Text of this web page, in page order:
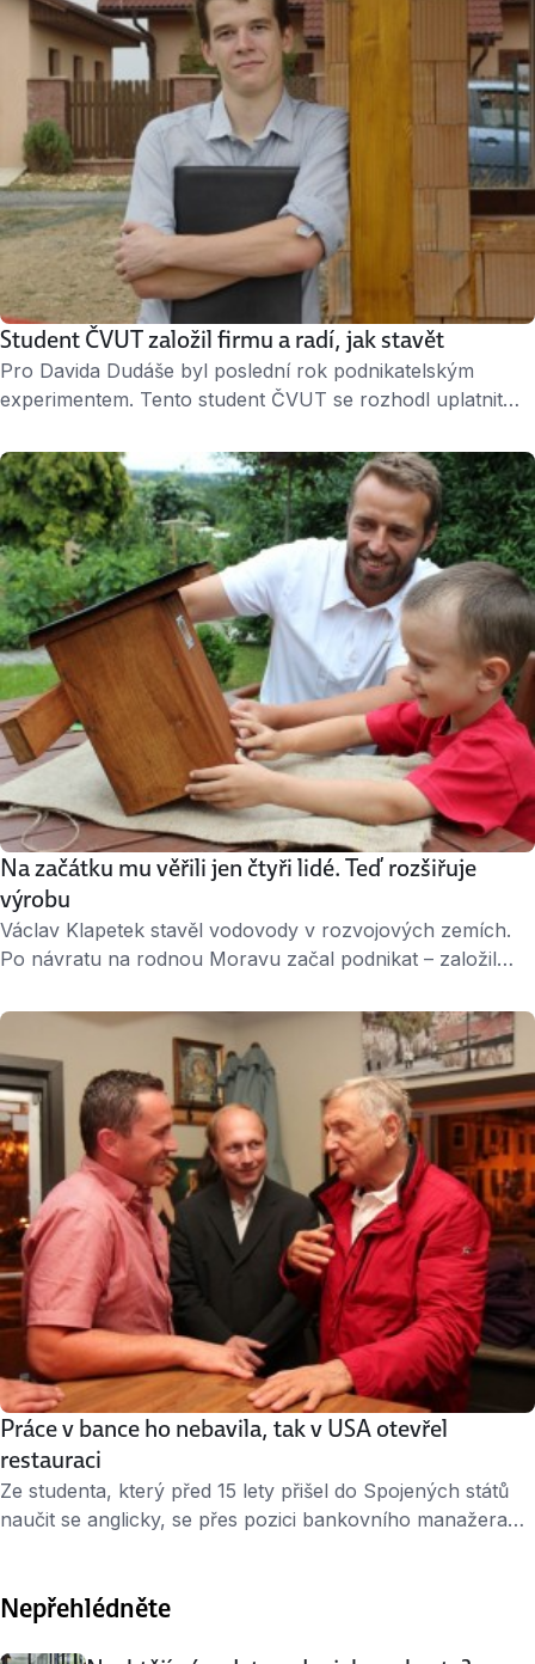
Michal Waserbauer, Čech podnikající …
Student ČVUT založil firmu a radí, jak stavět
Pro Davida Dudáše byl poslední rok podnikatelským
experimentem. Tento student ČVUT se rozhodl uplatnit
stavbou a rekonstrukcí bytů a domů. S nápadem dokonce
vyhrál středočeské kolo loňských Rozjezdů – soutěže pro
začínající podnikatele. Teď jeho firmu přebírá jiná
studentka. ↑ David Dudáš začal podnikat ještě na …
Na začátku mu věřili jen čtyři lidé. Teď rozšiřuje
výrobu
Václav Klapetek stavěl vodovody v rozvojových zemích.
Po návratu na rodnou Moravu začal podnikat – založil
které si mohou sestavit i děti. Loni se svým nápadem uspěl
v soutěži pro začínající podnikatele Rozjezdy roku. „Díky
tomu jsem se hodně zviditelnil,“ říká Václav Klapetek, který
chce brzy vyrábět …
Práce v bance ho nebavila, tak v USA otevřel
restauraci
Ze studenta, který před 15 lety přišel do Spojených států
naučit se anglicky, se přes pozici bankovního manažera
českou restauraci. A není dne, kdy by v ní neměl plno.
Nepřehlédněte